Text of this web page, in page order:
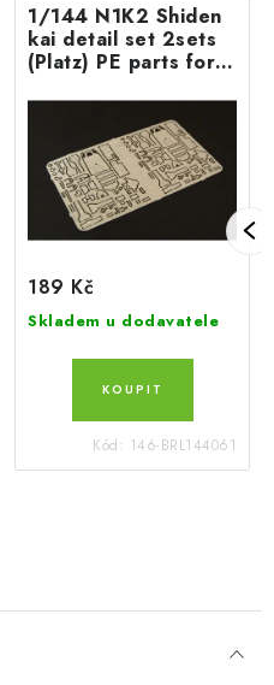
1/144 N1K2 Shiden
kai detail set 2sets
(Platz) PE parts for
189 Kč
Skladem u dodavatele
Kód: 146-BRL144061